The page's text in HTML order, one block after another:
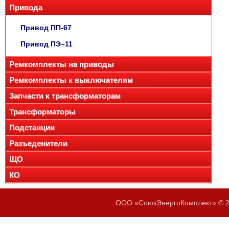
Привода
Привод ПП-67
Привод ПЭ–11
Ремкомплекты на приводы
Ремкомплекты к выключателям
Запчасти к трансформаторам
Трансформаторы
Подстанции
Разъеденители
ЩО
КО
ООО «СоюзЭнергоКомплект» ©